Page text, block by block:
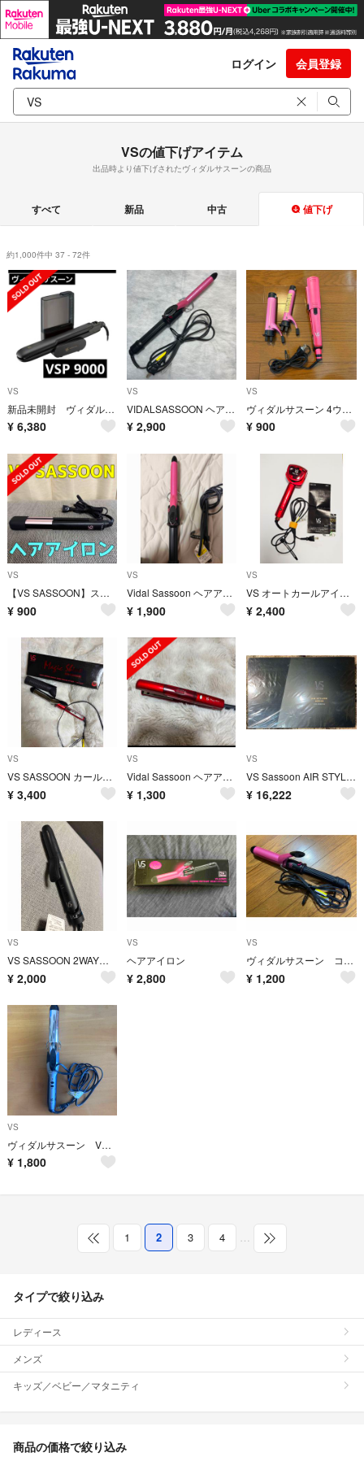
ログイン 会員登録
VSの値下げアイテム
出品時より値下げされたヴィダルサスーンの商品
すべて 新品 中古 値下げ
約1,000件中 37 - 72件
VS
新品未開封 ヴィダルサスーン VSP 9000 スチームストレートヘアアイロン⑥
¥ 6,380
VS
VIDALSASSOON ヘアアイロン
¥ 2,900
VS
ヴィダルサスーン 4ウェイヘアアイロン VSW-2800(1台)
¥ 900
VS
【VS SASSOON】ストレートヘアアイロン
¥ 900
VS
Vidal Sassoon ヘアアイロン 19ミリ VSI-1904/PJ
¥ 1,900
VS
VS オートカールアイロン ヴィダルサスーン
¥ 2,400
VS
VS SASSOON カールアイロン マジックシャイン ヘアアイロン VSI-3
¥ 3,400
VS
Vidal Sassoon ヘアアイロン VSS-3001/RJ
¥ 1,300
VS
VS Sassoon AIR STYLING DRYER VSD-1280/KJ
¥ 16,222
VS
VS SASSOON 2WAYヘアアイロン VSI-3050/KJ
¥ 2,000
VS
ヘアアイロン
¥ 2,800
VS
ヴィダルサスーン コテ VSI-3206
¥ 1,200
VS
ヴィダルサスーン VS コテ ヘアアイロン
¥ 1,800
1 2 3 4
タイプで絞り込み
レディース
メンズ
キッズ／ベビー／マタニティ
商品の価格で絞り込み